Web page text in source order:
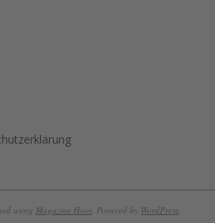
using Magazine Hoot. Powered by WordPress.